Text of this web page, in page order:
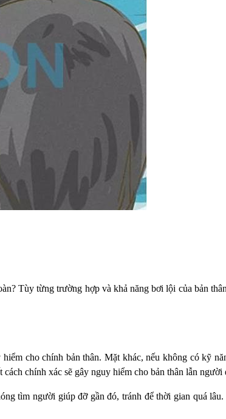
Tùy từng trường hợp và khả năng bơi lội của bản
cho chính bản thân. Mặt khác, nếu không có kỹ
chính xác sẽ gây nguy hiểm cho bản thân lẫn người
tìm người giúp đỡ gần đó, tránh để thời gian quá